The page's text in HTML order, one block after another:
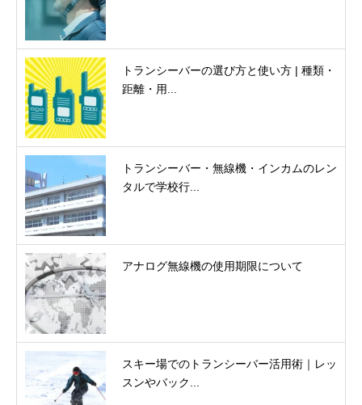
トランシーバーの選び方と使い方 | 種類・
距離・用...
トランシーバー・無線機・インカムのレン
タルで学校行...
アナログ無線機の使用期限について
スキー場でのトランシーバー活用術｜レッ
スンやバック...